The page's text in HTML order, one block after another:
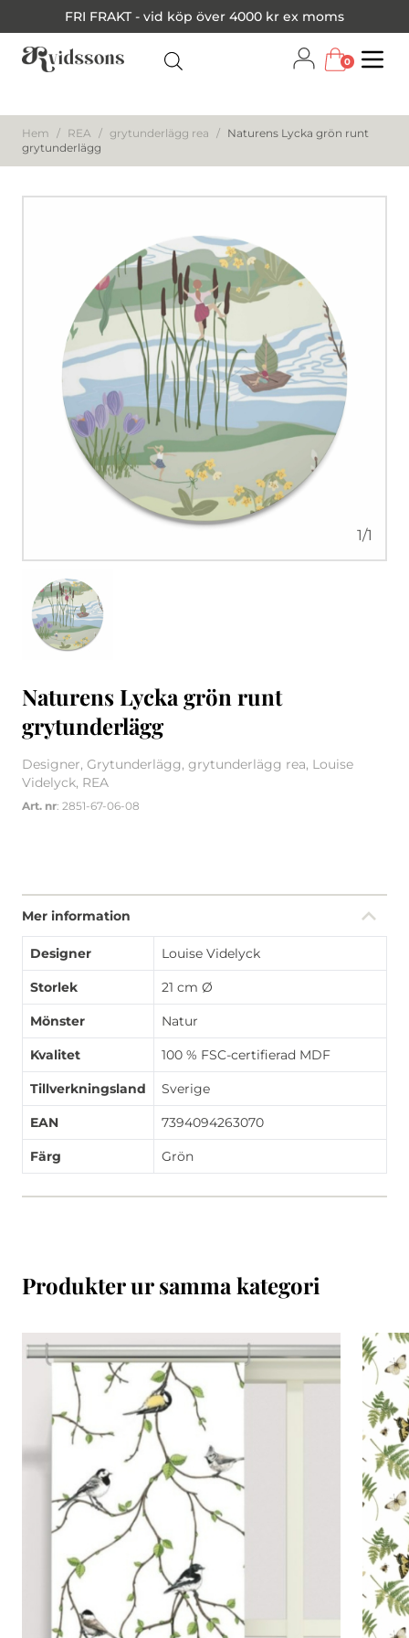
FRI FRAKT - vid köp över 4000 kr ex moms
0
Hem / REA / grytunderlägg rea / Naturens Lycka grön runt
grytunderlägg
1/1
Naturens Lycka grön runt
grytunderlägg
Designer, Grytunderlägg, grytunderlägg rea, Louise
Videlyck, REA
Art. nr: 2851-67-06-08
Mer information
Designer Louise Videlyck
Storlek 21 cm Ø
Mönster Natur
Kvalitet 100 % FSC-certifierad MDF
Tillverkningsland Sverige
EAN 7394094263070
Färg Grön
Produkter ur samma kategori